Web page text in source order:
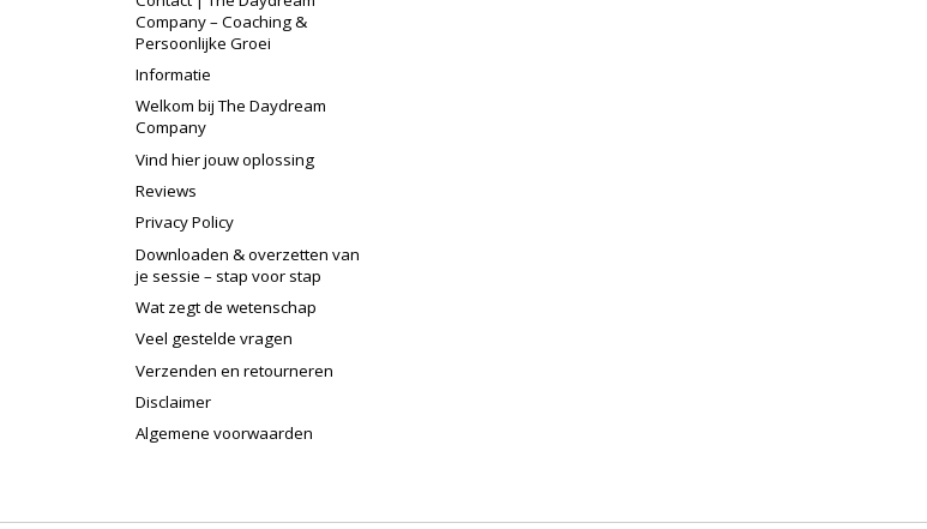
Company – Coaching &
Persoonlijke Groei
Informatie
Welkom bij The Daydream
Company
Vind hier jouw oplossing
Reviews
Privacy Policy
Downloaden & overzetten van
je sessie – stap voor stap
Wat zegt de wetenschap
Veel gestelde vragen
Verzenden en retourneren
Disclaimer
Algemene voorwaarden